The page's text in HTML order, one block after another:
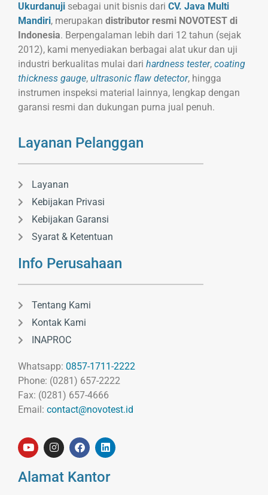
Ukurdanuji sebagai unit bisnis dari CV. Java Multi
Mandiri, merupakan distributor resmi NOVOTEST di
Indonesia. Berpengalaman lebih dari 12 tahun (sejak
2012), kami menyediakan berbagai alat ukur dan uji
industri berkualitas mulai dari hardness tester, coating
thickness gauge, ultrasonic flaw detector, hingga
instrumen inspeksi material lainnya, lengkap dengan
garansi resmi dan dukungan purna jual penuh.
Layanan Pelanggan
Layanan
Kebijakan Privasi
Kebijakan Garansi
Syarat & Ketentuan
Info Perusahaan
Tentang Kami
Kontak Kami
INAPROC
Whatsapp: 0857-1711-2222
Phone: (0281) 657-2222
Fax: (0281) 657-4666
Email: contact@novotest.id
Alamat Kantor